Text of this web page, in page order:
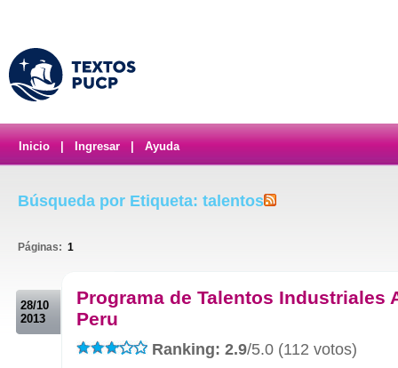
Inicio Ingresar Ayuda
Búsqueda por Etiqueta: talentos
Páginas: 1
28/10
2013
Programa de Talentos Industriales
Peru
Ranking: 2.9/5.0 (112 votos)